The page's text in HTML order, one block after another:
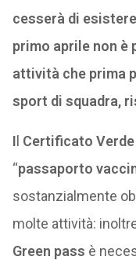
cesserà di
primo aprile non è
attività che prima
sport di squadra,
I Certificato
“passaporto
sostanzialmente
molte attività:
Green pass è